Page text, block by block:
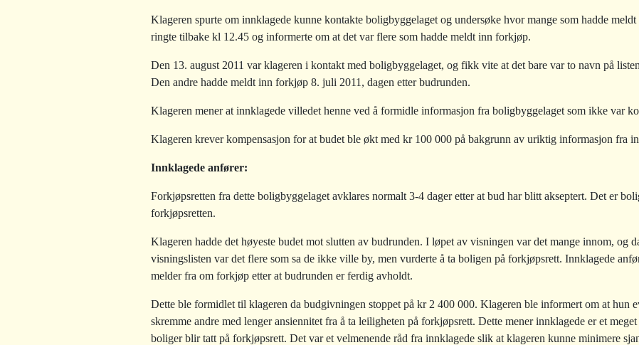
Klageren spurte om innklagede kunne kontakte boligbyggelaget og undersøke hvor mange som hadde
ringte tilbake kl 12.45 og informerte om at det var flere som hadde meldt inn forkjøp.
Den 13. august 2011 var klageren i kontakt med boligbyggelaget, og fikk vite at det bare var to navn på
Den andre hadde meldt inn forkjøp 8. juli 2011, dagen etter budrunden.
Klageren mener at innklagede villedet henne ved å formidle informasjon fra boligbyggelaget som ikke var
Klageren krever kompensasjon for at budet ble økt med kr 100 000 på bakgrunn av uriktig informasjon fra
Innklagede anfører:
Forkjøpsretten fra dette boligbyggelaget avklares normalt 3-4 dager etter at bud har blitt akseptert. Det er
forkjøpsretten.
Klageren hadde det høyeste budet mot slutten av budrunden. I løpet av visningen var det mange innom, og
visningslisten var det flere som sa de ikke ville by, men vurderte å ta boligen på forkjøpsrett. Innklagede
melder fra om forkjøp etter at budrunden er ferdig avholdt.
Dette ble formidlet til klageren da budgivningen stoppet på kr 2 400 000. Klageren ble informert om at hun
skremme andre med lenger ansiennitet fra å ta leiligheten på forkjøpsrett. Dette mener innklagede er et
boliger blir tatt på forkjøpsrett. Det var et velmenende råd fra innklagede slik at klageren kunne minimere